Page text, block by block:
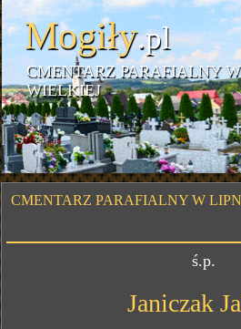
Mogiły.pl
CMENTARZ PARAFIALNY
WIELKIEJ
CMENTARZ PARAFIALNY W
ś.p.
Janiczak